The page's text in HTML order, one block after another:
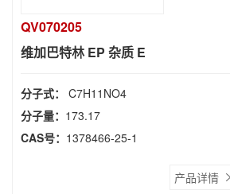
QV070205
维加巴特林 EP 杂质 E
分子式： C7H11NO4
分子量： 173.17
CAS号： 1378466-25-1
产品详情